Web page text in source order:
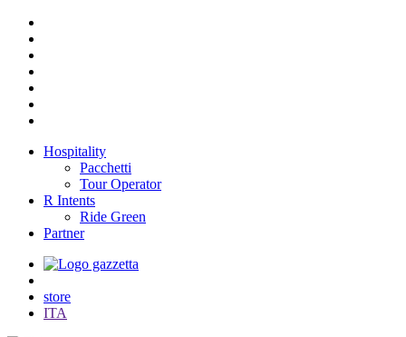
Hospitality
Pacchetti
Tour Operator
R Intents
Ride Green
Partner
store
ITA